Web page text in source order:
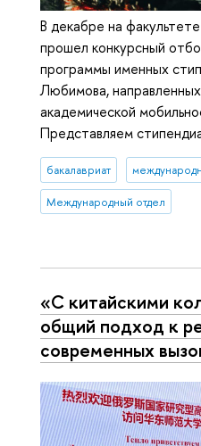
В декабре на
прошел конкурсный
программы именных
Любимова,
академической
Представляем
бакалавриат
Международный отдел
«С китайскими
общий подход к
современных